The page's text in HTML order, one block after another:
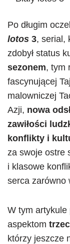
Po długim
lotos 3, serial,
zdobył status
sezonem, tym
fascynującej
malowniczej
Azji, nowa
zawiłości
konflikty i
za swoje ostre
i klasowe
serca zarówno
W tym artykule
aspektom
którzy jeszcze